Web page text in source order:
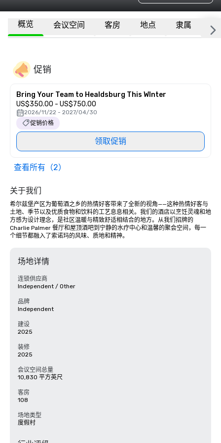
概览 会议空间 客房 地点 隶属 更
促销
Bring Your Team to Healdsburg This WInter
US$350.00 - US$750.00
2026/11/22 - 2027/04/30
促销价格
领取促销
查看所有（2）
关于我们
希尔兹堡产区为葡萄酒之乡的热情好客带来了全新的视角——这种热情好客与
土地、季节以及优质食物和饮料的工艺息息相关。我们的酒店以烹饪灵魂和地
方感为设计理念，是社区温暖与精致舒适相结合的地方。从我们招牌的
Charlie Palmer 餐厅和屋顶酒吧到宁静的水疗中心和温馨的聚会空间，每一
个细节都融入了索诺玛的风味、质地和精神。
场地详情
连锁供应商
Independent / Other
品牌
Independent
建设
2025
装修
2025
会议空间总量
10,830 平方英尺
客房
108
场地类型
度假村